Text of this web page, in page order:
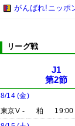
がんばれ!ニッポ
リーグ戦
J1
第2節
8/14 (金)
東京V - 柏 19:00